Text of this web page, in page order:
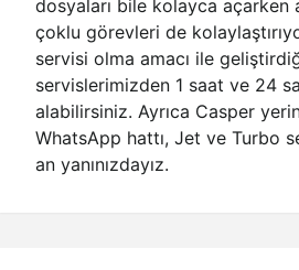
dosyaları bile kolayca açarken
çoklu görevleri de
servisi olma amacı ile
servislerimizden 1 saat ve 24
alabilirsiniz. Ayrıca Casper
WhatsApp hattı, Jet ve Turbo
an yanınızdayız.